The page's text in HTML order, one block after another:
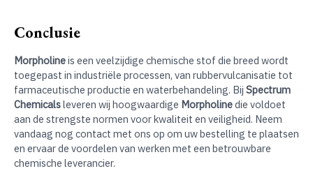
Conclusie
Morpholineis een veelzijdige chemische stof die breed wordt
toegepast in industriële processen, van rubbervulcanisatie tot
farmaceutische productie en waterbehandeling. Bij Spectrum
Chemicalsleveren wij hoogwaardige Morpholinedie voldoet
aan de strengste normen voor kwaliteit en veiligheid. Neem
vandaag nog contact met ons op om uw bestelling te plaatsen
en ervaar de voordelen van werken met een betrouwbare
chemische leverancier.